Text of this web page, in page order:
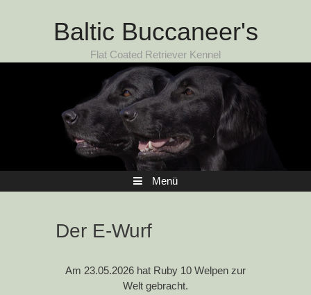
Baltic Buccaneer's
Flat Coated Retriever Kennel
Menü
Der E-Wurf
Am 23.05.2026 hat Ruby 10 Welpen zur
Welt gebracht.